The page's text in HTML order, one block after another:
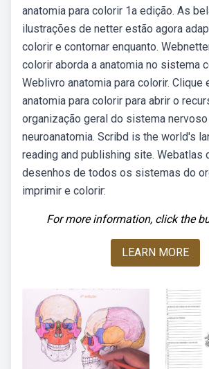
anatomia para colorir 1a edição. As
ilustrações de netter estão agora
colorir e contornar enquanto.
colorir aborda a anatomia no sistema
Weblivro anatomia para colorir. Clique
anatomia para colorir para abrir o
organização geral do sistema nervoso
neuroanatomia. Scribd is the world's
reading and publishing site. Webatlas
desenhos de todos os sistemas do
imprimir e colorir:
For more information, click the
LEARN MORE